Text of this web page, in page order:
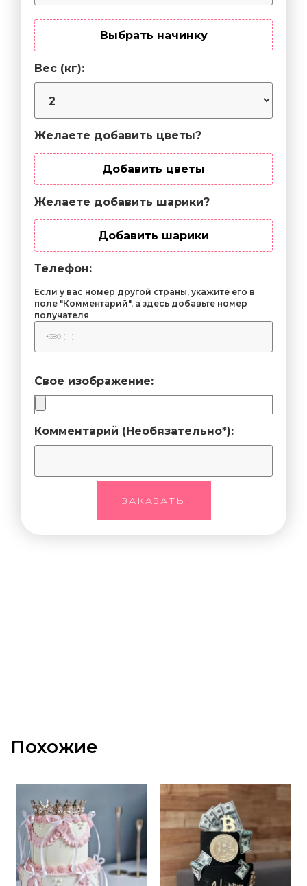
Выбрать начинку
Вес (кг):
Желаете добавить цветы?
Добавить цветы
Желаете добавить шарики?
Добавить шарики
Телефон:
Если у вас номер другой страны, укажите его в
поле "Комментарий", а здесь добавьте номер
получателя
Свое изображение:
Комментарий (Необязательно*):
Похожие